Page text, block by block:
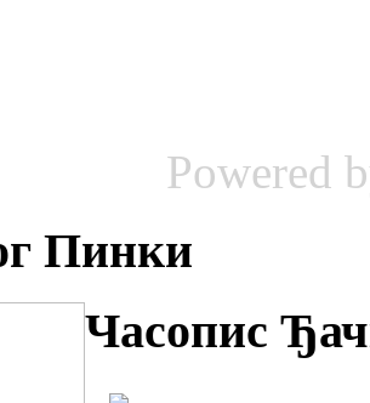
Powered
Пинки
Часопис